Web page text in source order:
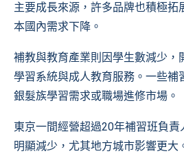
主要成長來源，許多品牌也積極拓
本國內需求下降。
補教與教育產業則因學生數減少，
學習系統與成人教育服務。一些補
銀髮族學習需求或職場進修市場。
東京一間經營超過20年補習班負
明顯減少，尤其地方城市影響更大